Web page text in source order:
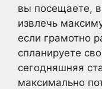
вы посещаете,
извлечь
если грамотно
спланируете
сегодняшняя
максимально